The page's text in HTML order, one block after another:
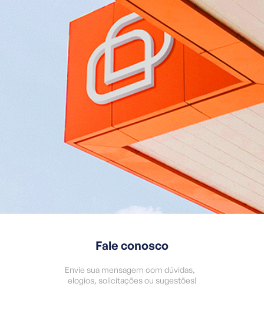
Fale conosco
Envie sua mensagem com dúvidas,
elogios, solicitações ou sugestões!